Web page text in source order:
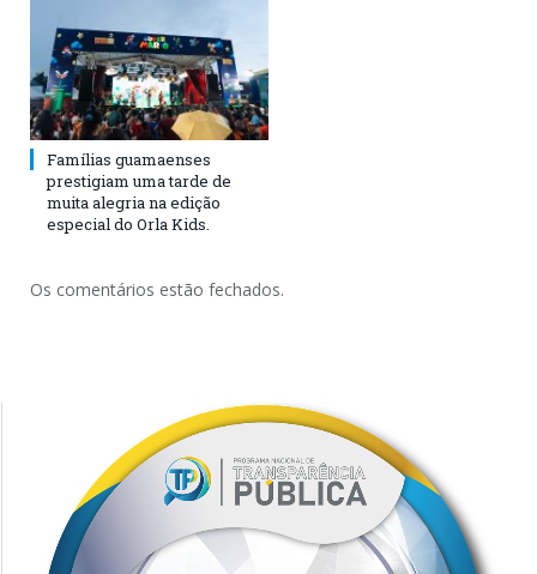
Famílias guamaenses
prestigiam uma tarde de
muita alegria na edição
especial do Orla Kids.
Os comentários estão fechados.